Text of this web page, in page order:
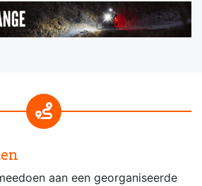
aan een georganiseerde